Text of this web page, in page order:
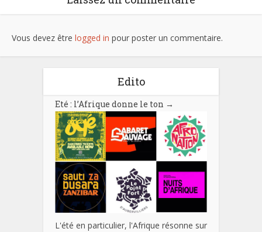
Vous devez être logged in pour poster un commentaire.
Edito
Eté : l’Afrique donne le ton →
L'été en particulier, l'Afrique résonne sur